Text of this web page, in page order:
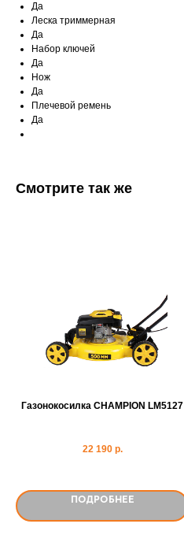
Да
Леска триммерная
Да
Набор ключей
Да
Нож
Да
Плечевой ремень
Да
Смотрите так же
Газонокосилка CHAMPION LM5127
22 190 р.
ПОДРОБНЕЕ